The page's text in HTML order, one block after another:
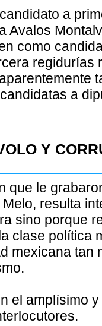
a
Avalos
como
regidurías
a
Y
que le
resulta
sino porque
clase política
mexicana tan
el amplísimo